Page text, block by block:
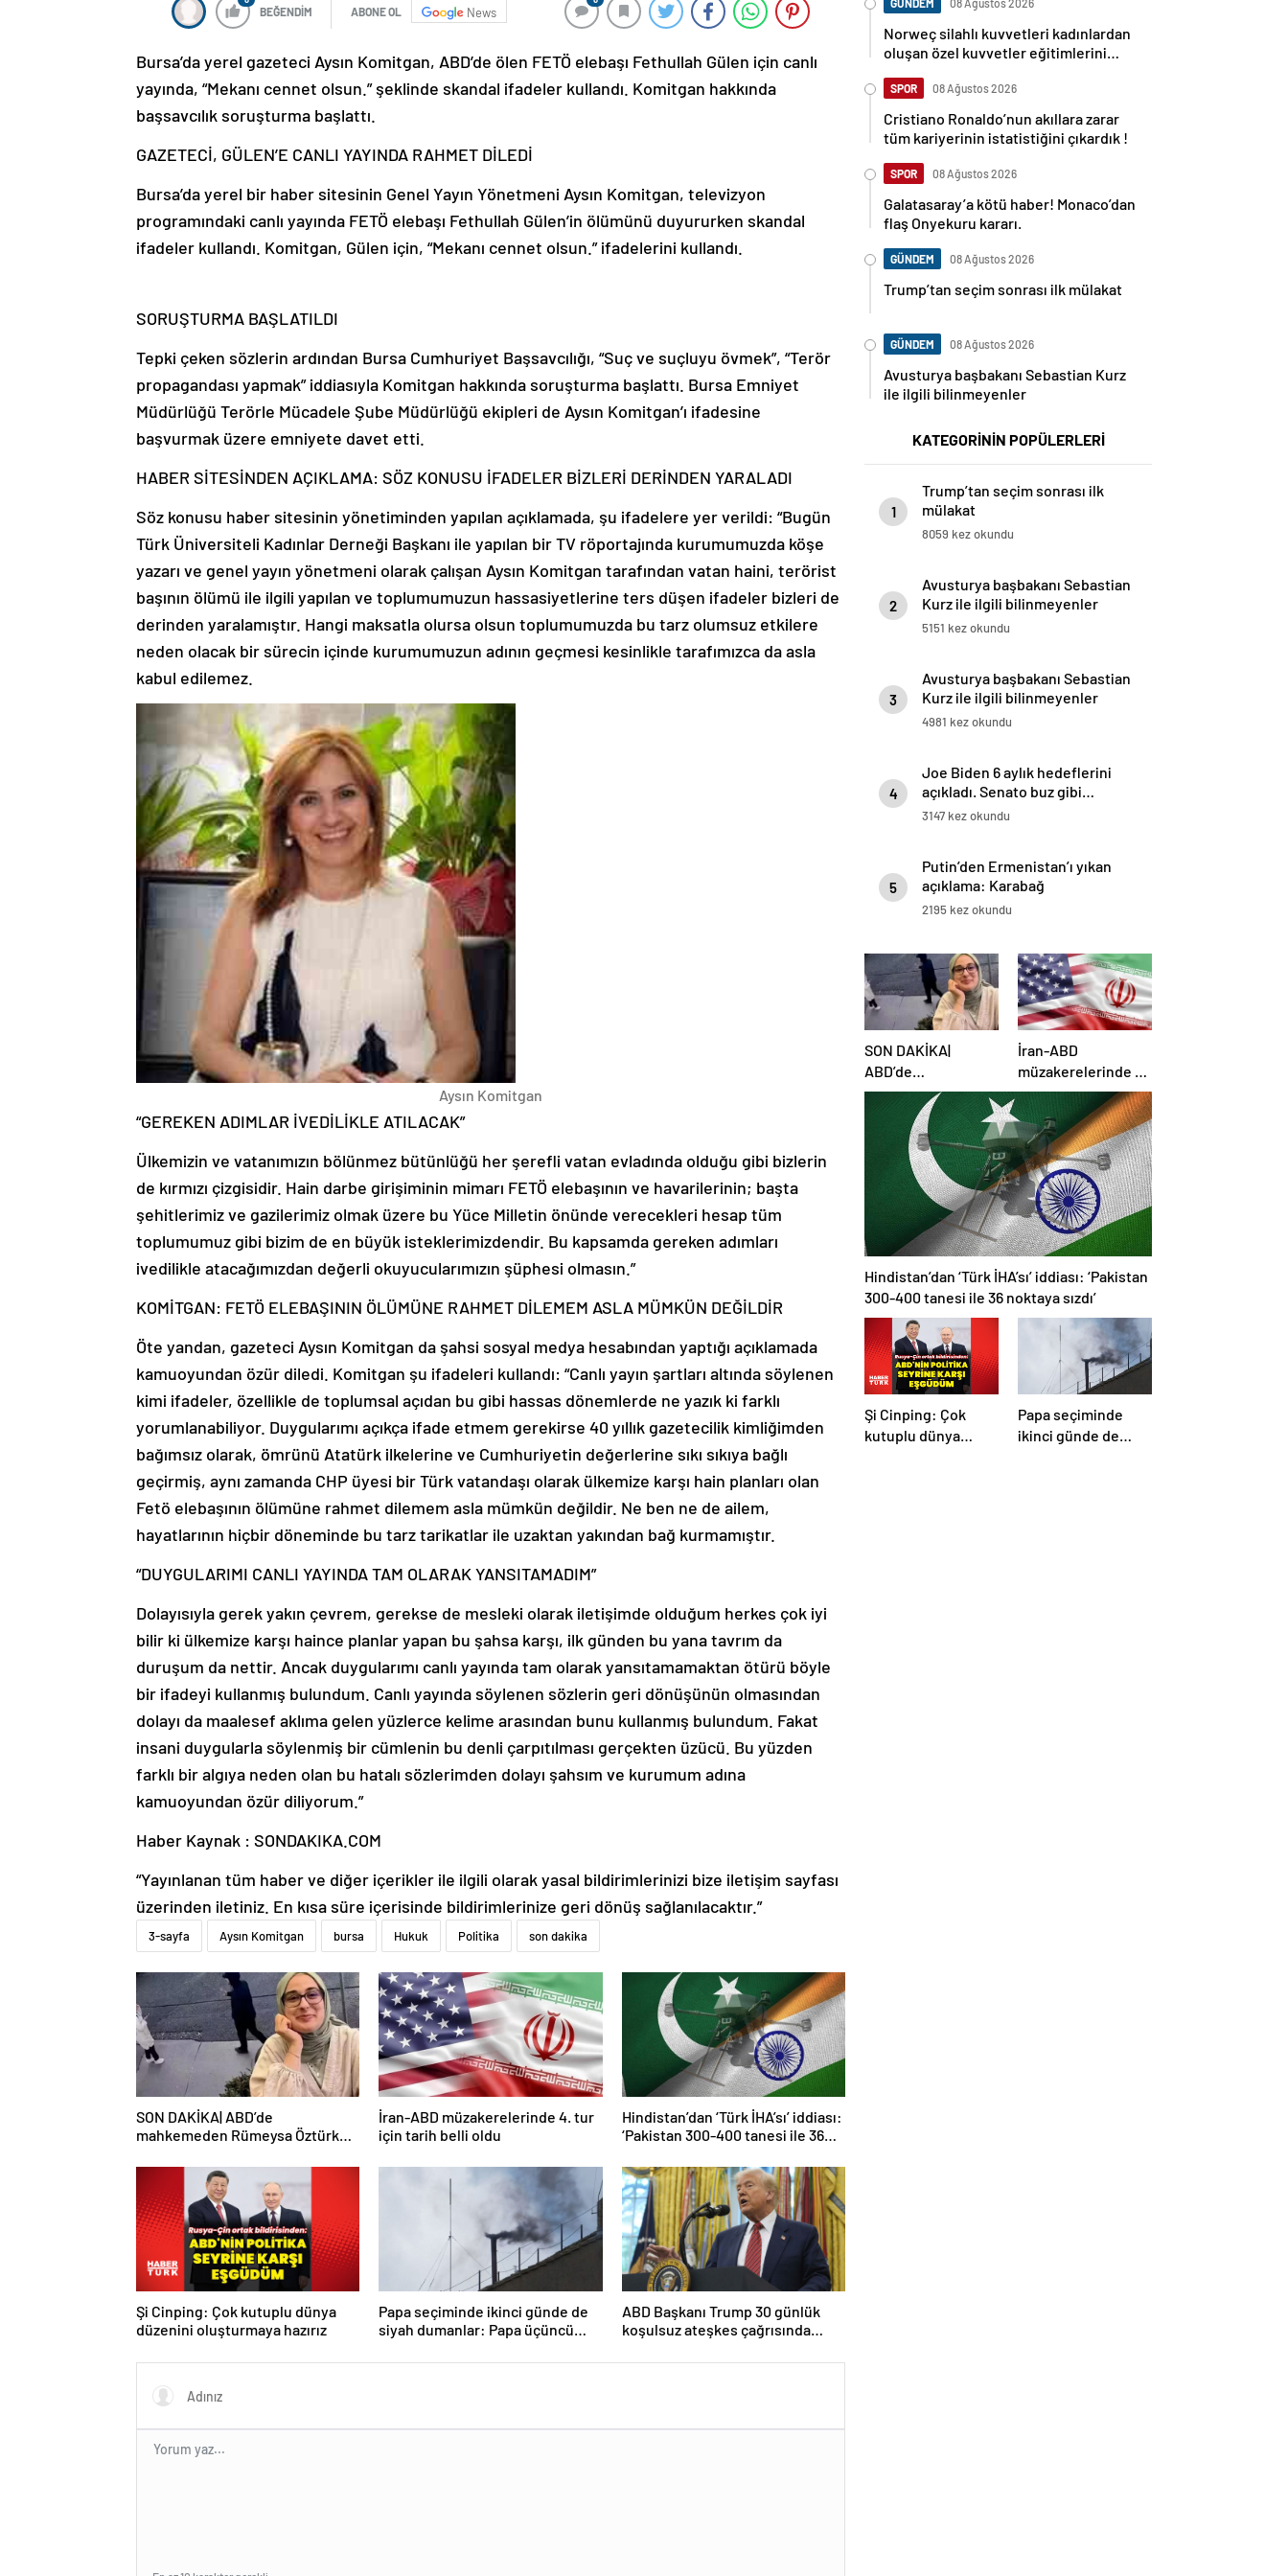
BEĞENDİM ABONE OL News
Bursa’da yerel gazeteci Aysın Komitgan, ABD’de ölen FETÖ elebaşı Fethullah Gülen için canlı
yayında, “Mekanı cennet olsun.” şeklinde skandal ifadeler kullandı. Komitgan hakkında
başsavcılık soruşturma başlattı.
GAZETECİ, GÜLEN’E CANLI YAYINDA RAHMET DİLEDİ
Bursa’da yerel bir haber sitesinin Genel Yayın Yönetmeni Aysın Komitgan, televizyon
programındaki canlı yayında FETÖ elebaşı Fethullah Gülen’in ölümünü duyururken skandal
ifadeler kullandı. Komitgan, Gülen için, “Mekanı cennet olsun.” ifadelerini kullandı.
SORUŞTURMA BAŞLATILDI
Tepki çeken sözlerin ardından Bursa Cumhuriyet Başsavcılığı, “Suç ve suçluyu övmek”, “Terör
propagandası yapmak” iddiasıyla Komitgan hakkında soruşturma başlattı. Bursa Emniyet
Müdürlüğü Terörle Mücadele Şube Müdürlüğü ekipleri de Aysın Komitgan’ı ifadesine
başvurmak üzere emniyete davet etti.
HABER SİTESİNDEN AÇIKLAMA: SÖZ KONUSU İFADELER BİZLERİ DERİNDEN YARALADI
Söz konusu haber sitesinin yönetiminden yapılan açıklamada, şu ifadelere yer verildi: “Bugün
Türk Üniversiteli Kadınlar Derneği Başkanı ile yapılan bir TV röportajında kurumumuzda köşe
yazarı ve genel yayın yönetmeni olarak çalışan Aysın Komitgan tarafından vatan haini, terörist
başının ölümü ile ilgili yapılan ve toplumumuzun hassasiyetlerine ters düşen ifadeler bizleri de
derinden yaralamıştır. Hangi maksatla olursa olsun toplumumuzda bu tarz olumsuz etkilere
neden olacak bir sürecin içinde kurumumuzun adının geçmesi kesinlikle tarafımızca da asla
kabul edilemez.
Aysın Komitgan
“GEREKEN ADIMLAR İVEDİLİKLE ATILACAK”
Ülkemizin ve vatanımızın bölünmez bütünlüğü her şerefli vatan evladında olduğu gibi bizlerin
de kırmızı çizgisidir. Hain darbe girişiminin mimarı FETÖ elebaşının ve havarilerinin; başta
şehitlerimiz ve gazilerimiz olmak üzere bu Yüce Milletin önünde verecekleri hesap tüm
toplumumuz gibi bizim de en büyük isteklerimizdendir. Bu kapsamda gereken adımları
ivedilikle atacağımızdan değerli okuyucularımızın şüphesi olmasın.”
KOMİTGAN: FETÖ ELEBAŞININ ÖLÜMÜNE RAHMET DİLEMEM ASLA MÜMKÜN DEĞİLDİR
Öte yandan, gazeteci Aysın Komitgan da şahsi sosyal medya hesabından yaptığı açıklamada
kamuoyundan özür diledi. Komitgan şu ifadeleri kullandı: “Canlı yayın şartları altında söylenen
kimi ifadeler, özellikle de toplumsal açıdan bu gibi hassas dönemlerde ne yazık ki farklı
yorumlanabiliyor. Duygularımı açıkça ifade etmem gerekirse 40 yıllık gazetecilik kimliğimden
bağımsız olarak, ömrünü Atatürk ilkelerine ve Cumhuriyetin değerlerine sıkı sıkıya bağlı
geçirmiş, aynı zamanda CHP üyesi bir Türk vatandaşı olarak ülkemize karşı hain planları olan
Fetö elebaşının ölümüne rahmet dilemem asla mümkün değildir. Ne ben ne de ailem,
hayatlarının hiçbir döneminde bu tarz tarikatlar ile uzaktan yakından bağ kurmamıştır.
“DUYGULARIMI CANLI YAYINDA TAM OLARAK YANSITAMADIM”
Dolayısıyla gerek yakın çevrem, gerekse de mesleki olarak iletişimde olduğum herkes çok iyi
bilir ki ülkemize karşı haince planlar yapan bu şahsa karşı, ilk günden bu yana tavrım da
duruşum da nettir. Ancak duygularımı canlı yayında tam olarak yansıtamamaktan ötürü böyle
bir ifadeyi kullanmış bulundum. Canlı yayında söylenen sözlerin geri dönüşünün olmasından
dolayı da maalesef aklıma gelen yüzlerce kelime arasından bunu kullanmış bulundum. Fakat
insani duygularla söylenmiş bir cümlenin bu denli çarpıtılması gerçekten üzücü. Bu yüzden
farklı bir algıya neden olan bu hatalı sözlerimden dolayı şahsım ve kurumum adına
kamuoyundan özür diliyorum.”
Haber Kaynak : SONDAKIKA.COM
“Yayınlanan tüm haber ve diğer içerikler ile ilgili olarak yasal bildirimlerinizi bize iletişim sayfası
üzerinden iletiniz. En kısa süre içerisinde bildirimlerinize geri dönüş sağlanılacaktır.”
3-sayfa Aysın Komitgan bursa Hukuk Politika son dakika
SON DAKİKA| ABD’de
mahkemeden Rümeysa Öztürk
İran-ABD müzakerelerinde 4. tur
için tarih belli oldu
Hindistan’dan ‘Türk İHA’sı’ iddiası:
‘Pakistan 300-400 tanesi ile 36
Şi Cinping: Çok kutuplu dünya
düzenini oluşturmaya hazırız
Papa seçiminde ikinci günde de
siyah dumanlar: Papa üçüncü
ABD Başkanı Trump 30 günlük
koşulsuz ateşkes çağrısında
GÜNDEM 08 Ağustos 2026
Norweç silahlı kuvvetleri kadınlardan
oluşan özel kuvvetler eğitimlerini
SPOR 08 Ağustos 2026
Cristiano Ronaldo’nun akıllara zarar
tüm kariyerinin istatistiğini çıkardık !
SPOR 08 Ağustos 2026
Galatasaray’a kötü haber! Monaco’dan
flaş Onyekuru kararı.
GÜNDEM 08 Ağustos 2026
Trump’tan seçim sonrası ilk mülakat
GÜNDEM 08 Ağustos 2026
Avusturya başbakanı Sebastian Kurz
ile ilgili bilinmeyenler
KATEGORİNİN POPÜLERLERİ
1
Trump’tan seçim sonrası ilk
mülakat
8059 kez okundu
2
Avusturya başbakanı Sebastian
Kurz ile ilgili bilinmeyenler
5151 kez okundu
3
Avusturya başbakanı Sebastian
Kurz ile ilgili bilinmeyenler
4981 kez okundu
4
Joe Biden 6 aylık hedeflerini
açıkladı. Senato buz gibi…
3147 kez okundu
5
Putin’den Ermenistan’ı yıkan
açıklama: Karabağ
Azerbaycan’ın ayrılmaz bir
2195 kez okundu
SON DAKİKA|
ABD’de
mahkemeden
Rümeysa Öztürk
kararı: Serbest
bırakıldı!
İran-ABD
müzakerelerinde 4.
tur için tarih belli
oldu
Hindistan’dan ‘Türk İHA’sı’ iddiası: ‘Pakistan
300-400 tanesi ile 36 noktaya sızdı’
Şi Cinping: Çok
kutuplu dünya
Papa seçiminde
ikinci günde de